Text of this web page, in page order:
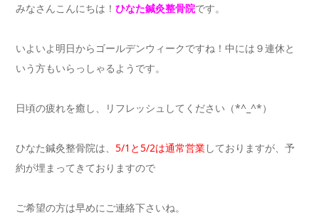
みなさんこんにちは！ ひなた鍼灸整骨院です。
いよいよ明日からゴールデンウィークですね！中には９連休と
いう方もいらっしゃるようです。
日頃の疲れを癒し、リフレッシュしてください（*^_^*）
ひなた鍼灸整骨院は、 5/1と5/2は通常営業しておりますが、予
約が埋まってきておりますので
ご希望の方は早めにご連絡下さいね。